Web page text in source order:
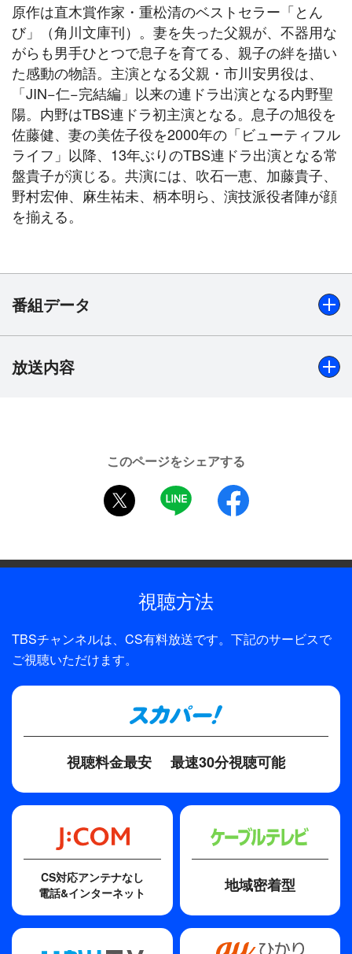
原作は直木賞作家・重松清のベストセラー「とん
び」（角川文庫刊）。妻を失った父親が、不器用な
がらも男手ひとつで息子を育てる、親子の絆を描い
た感動の物語。主演となる父親・市川安男役は、
「JIN−仁−完結編」以来の連ドラ出演となる内野聖
陽。内野はTBS連ドラ初主演となる。息子の旭役を
佐藤健、妻の美佐子役を2000年の「ビューティフル
ライフ」以降、13年ぶりのTBS連ドラ出演となる常
盤貴子が演じる。共演には、吹石一恵、加藤貴子、
野村宏伸、麻生祐未、柄本明ら、演技派役者陣が顔
を揃える。
番組データ
出演
プロデューサー
石丸彰彦
ディレクター・監督
平川雄一朗、山室大輔、中前勇児
重松清「とんび」（角川文庫）
脚本
森下佳子
主題歌
誕生日には真白な百合を
歌手
福山雅治
放送内容
このページをシェアする
twitter
LINE
視聴方法
TBSチャンネルは、CS有料放送です。下記のサービスで
ご視聴いただけます。
視聴料金最安 最速30分視聴可能
CS対応アンテナなし
電話&インターネット
地域密着型